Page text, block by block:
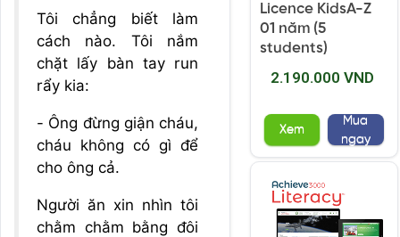
Tôi chẳng biết làm
cách nào. Tôi nắm
chặt lấy bàn tay run
rẩy kia:
- Ông đừng giận cháu,
cháu không có gì để
cho ông cả.
Người ăn xin nhìn tôi
chằm chằm bằng đôi
Licence KidsA-Z
01 năm (5
students)
2.190.000 VND
Xem
Mua
ngay